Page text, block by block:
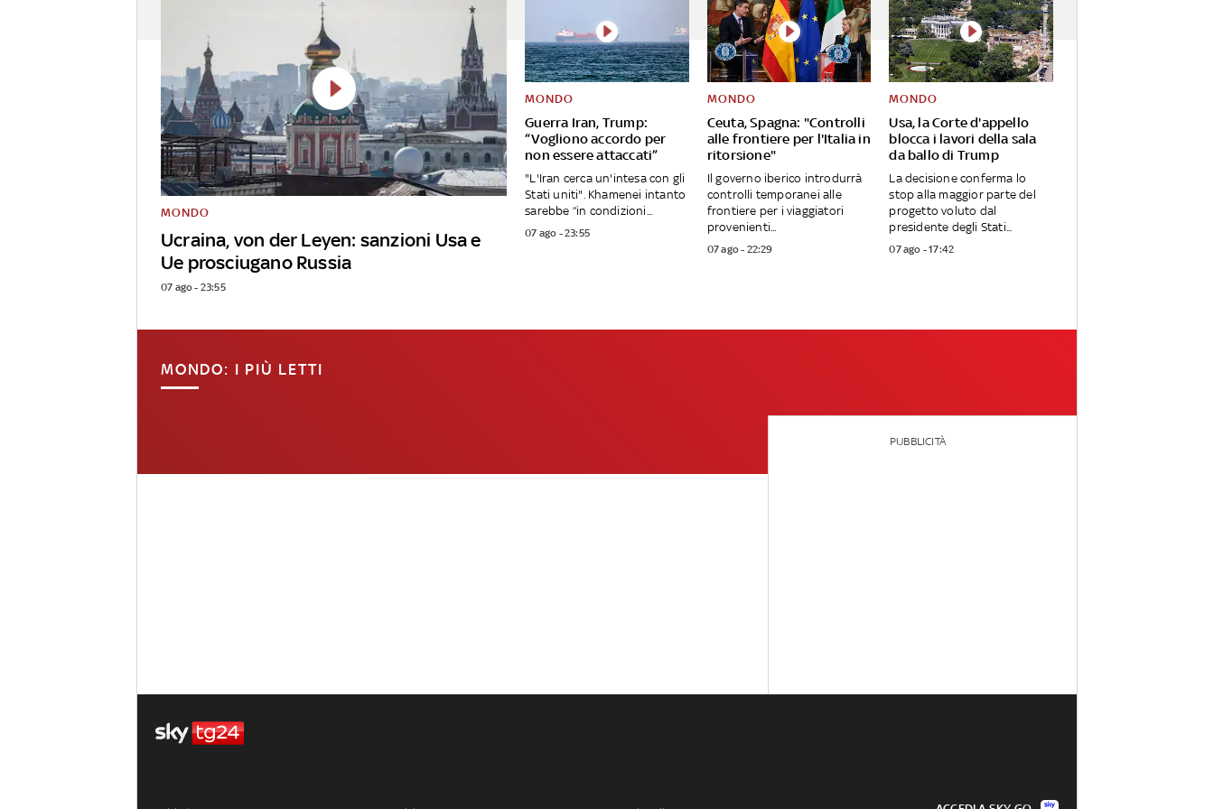
Ucraina, von der Leyen: sanzioni Usa e
Ue prosciugano Russia
MONDO
07 ago - 23:55
Guerra Iran, Trump:
“Vogliono accordo per
non essere attaccati”
MONDO
"L'Iran cerca un'intesa con gli
Stati uniti". Khamenei intanto
sarebbe “in condizioni...
07 ago - 23:55
Ceuta, Spagna: "Controlli
alle frontiere per l'Italia in
ritorsione"
MONDO
Il governo iberico introdurrà
controlli temporanei alle
frontiere per i viaggiatori
provenienti...
07 ago - 22:29
Usa, la Corte d'appello
blocca i lavori della sala
da ballo di Trump
MONDO
La decisione conferma lo
stop alla maggior parte del
progetto voluto dal
presidente degli Stati...
07 ago - 17:42
MONDO: I PIÙ LETTI
PUBBLICITÀ